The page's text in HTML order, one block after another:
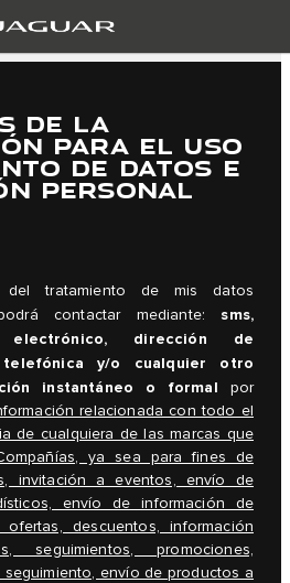
DE LA
PARA EL USO
DE DATOS E
PERSONAL
tratamiento de mis datos
contactar mediante: sms,
electrónico, dirección de
telefónica y/o cualquier otro
instantáneo o formal por
relacionada con todo el
de cualquiera de las marcas que
ya sea para fines de
invitación a eventos, envío de
envío de información de
descuentos, información
seguimientos, promociones,
envío de productos a